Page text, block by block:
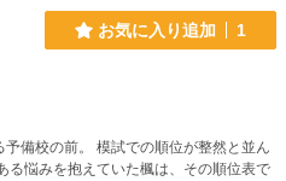
お気に入り追加 1
予備校の前。 模試での順位が整然と並ん
る悩みを抱えていた楓は、その順位表で